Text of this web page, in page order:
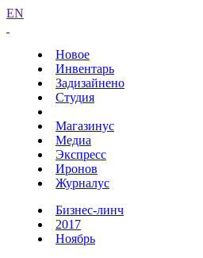
EN
Новое
Инвентарь
Задизайнено
Студия
Магазинус
Медиа
Экспресс
Иронов
Журналус
Бизнес-линч
2017
Ноябрь